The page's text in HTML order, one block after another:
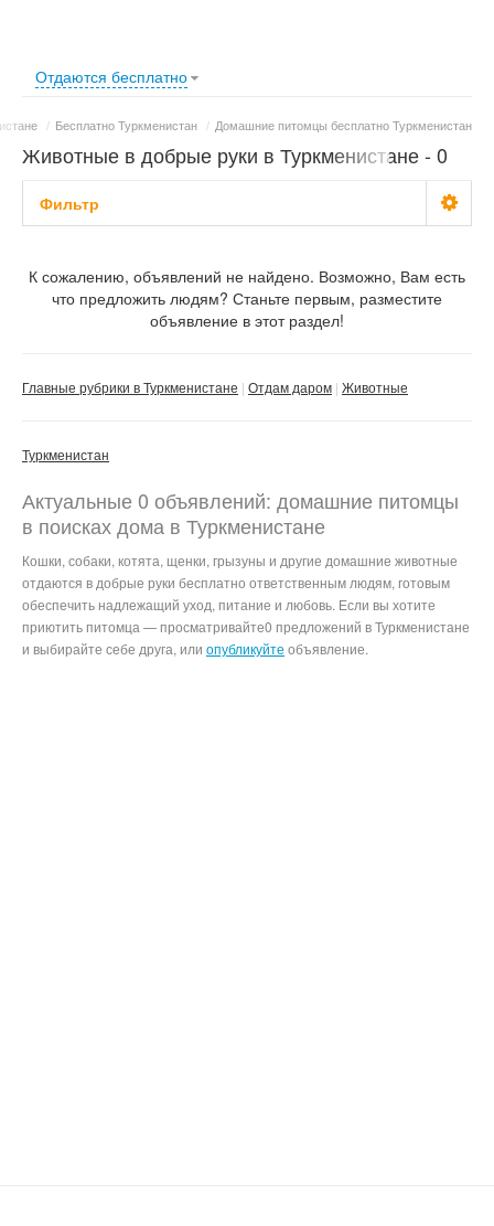
Отдаются бесплатно
/ Бесплатно Туркменистан / Домашние питомцы бесплатно Туркменистан
Животные в добрые руки в Туркменистане - 0
объявлений
Фильтр
Применить Сбросить фильтр
К сожалению, объявлений не найдено. Возможно, Вам есть
что предложить людям? Станьте первым, разместите
объявление в этот раздел!
Главные рубрики в Туркменистане Отдам даром Животные
Туркменистан
Актуальные 0 объявлений: домашние питомцы
в поисках дома в Туркменистане
Кошки, собаки, котята, щенки, грызуны и другие домашние животные
отдаются в добрые руки бесплатно ответственным людям, готовым
обеспечить надлежащий уход, питание и любовь. Если вы хотите
приютить питомца — просматривайте0 предложений в Туркменистане
и выбирайте себе друга, или опубликуйте объявление.